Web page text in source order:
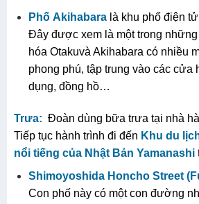
Phố Akihabaralà khu phố điện
Đây được xem là một trong những
hóa Otakuvà Akihabara có nhiều
phong phú, tập trung vào các cửa
dụng, đồng hồ…
Trưa: Đoàn dùng bữa trưa tại nhà
Tiếp tục hành trình đi đến K hu du
nổi tiếng của Nhật Bản Yamanashi
Shimoyoshida Honcho Street
Con phố này có một con đường